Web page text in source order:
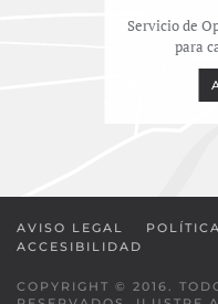
Servicio de
para
AVISO LEGAL
ACCESIBILIDAD
COPYRIGHT © 2016.